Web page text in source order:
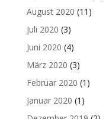
August 2020 (11)
Juli 2020 (3)
Juni 2020 (4)
März 2020 (3)
Februar 2020 (1)
Januar 2020 (1)